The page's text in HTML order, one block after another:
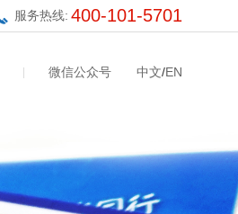
服务热线: 400-101-5701
中文/EN
微信公众号